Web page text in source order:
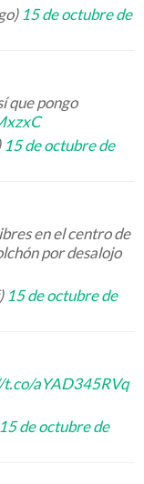
15 de octubre de
que pongo
15 de octubre de
en el centro de
por desalojo
15 de octubre de
aYAD345RVq
15 de octubre de